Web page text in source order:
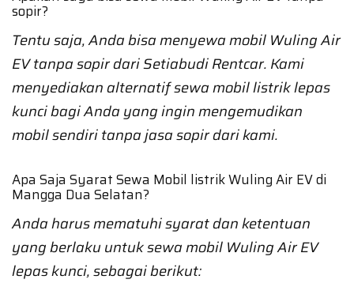
sopir?
Tentu saja, Anda bisa menyewa mobil Wuling Air
EV tanpa sopir dari Setiabudi Rentcar. Kami
menyediakan alternatif sewa mobil listrik lepas
kunci bagi Anda yang ingin mengemudikan
mobil sendiri tanpa jasa sopir dari kami.
Apa Saja Syarat Sewa Mobil listrik Wuling Air EV di
Mangga Dua Selatan?
Anda harus mematuhi syarat dan ketentuan
yang berlaku untuk sewa mobil Wuling Air EV
lepas kunci, sebagai berikut: